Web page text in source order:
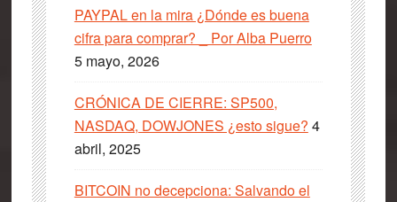
PAYPAL en la mira ¿Dónde es buena
cifra para comprar? _ Por Alba Puerro
5 mayo, 2026
CRÓNICA DE CIERRE: SP500,
NASDAQ, DOWJONES ¿esto sigue? 4
abril, 2025
BITCOIN no decepciona: Salvando el